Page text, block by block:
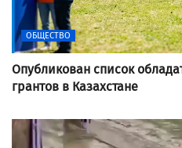
ОБЩЕСТВО
Опубликован список
грантов в Казахстане